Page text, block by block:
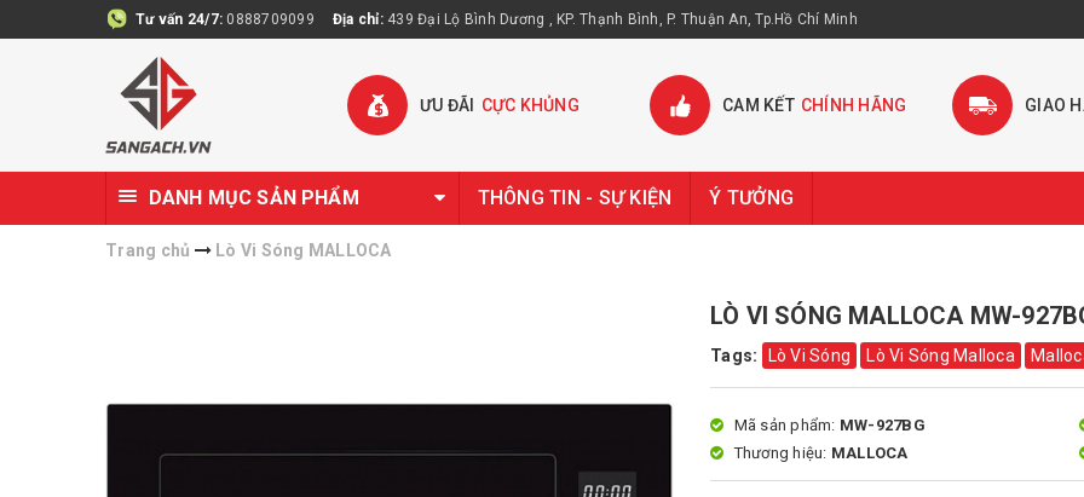
Tư vấn 24/7: 0888709099 Địa chỉ: 439 Đại Lộ Bình Dương , KP. Thạnh Bình, P. Thuận An, Tp.Hồ Chí Minh
ƯU ĐÃI CỰC KHỦNG CAM KẾT CHÍNH HÃNG GIAO
DANH MỤC SẢN PHẨM THÔNG TIN - SỰ KIỆN Ý TƯỞNG
Trang chủ Lò Vi Sóng MALLOCA
LÒ VI SÓNG MALLOCA MW-
Tags: Lò Vi Sóng Lò Vi Sóng Malloca
Mã sản phẩm: MW-927BG
Thương hiệu: MALLOCA